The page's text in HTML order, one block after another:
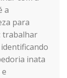
a
para
trabalhar
inata